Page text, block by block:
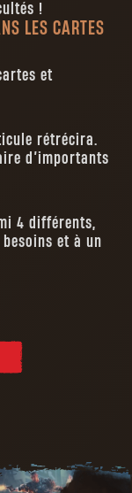
!
LES CARTES
et
rétrécira.
d’importants
4 différents,
et à un